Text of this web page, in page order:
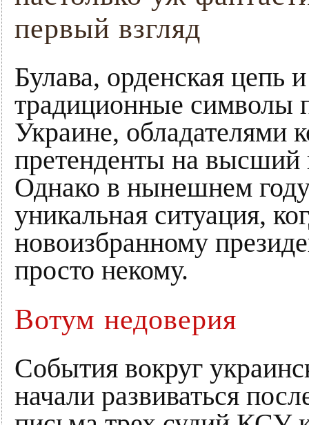
первый взгляд
Булава, орденская цепь
традиционные символы
Украине, обладателями
претенденты на высший
Однако в нынешнем
уникальная ситуация,
новоизбранному
просто некому.
Вотум недоверия
События вокруг
начали развиваться